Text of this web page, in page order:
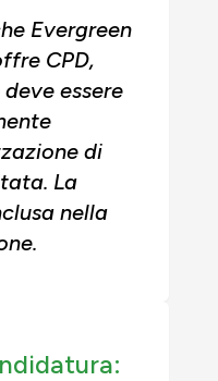
Evergreen
CPD,
essere
di
La
nella